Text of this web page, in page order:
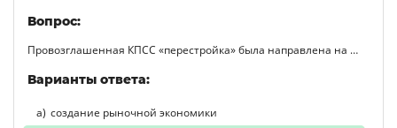
Вопрос:
Провозглашенная КПСС «перестройка» была направлена на …
Варианты ответа:
создание рыночной экономики